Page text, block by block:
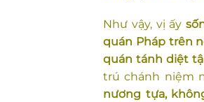
Như vậy, vị ấy
quán Pháp trên
quán tánh diệt
trú chánh niệm
nương tựa,